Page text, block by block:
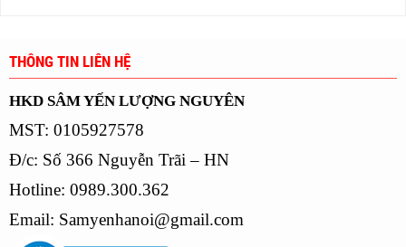
THÔNG TIN LIÊN HỆ
HKD SÂM YẾN LƯỢNG NGUYÊN
MST: 0105927578
Đ/c: Số 366 Nguyễn Trãi – HN
Hotline: 0989.300.362
Email: Samyenhanoi@gmail.com